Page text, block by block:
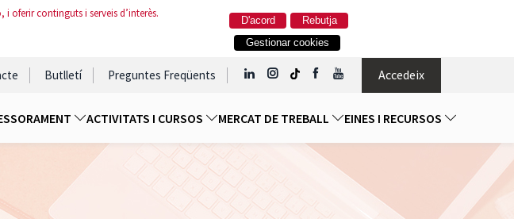
oferir continguts i serveis d’interès.
Rebutja
D'acord
Gestionar cookies
Butlletí Preguntes Freqüents Accedeix
ACTIVITATS I CURSOS MERCAT DE TREBALL EINES I RECURSOS